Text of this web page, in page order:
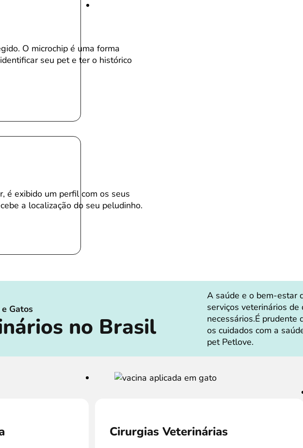
O microchip é uma forma
seu pet e ter o histórico
é exibido um perfil com os seus
a localização do seu peludinho.
Gatos
no Brasil
A saúde e o bem-estar
serviços veterinários de
necessários.É prudente
os cuidados com a
pet Petlove.
Cirurgias Veterinárias